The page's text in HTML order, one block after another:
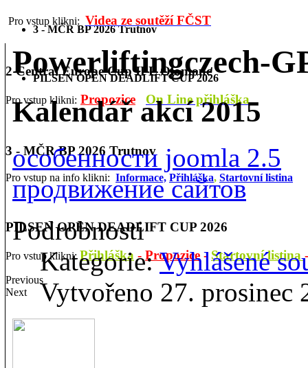
3 - MČR BP 2026 Trutnov
PILSEN OPEN DEADLIFT CUP 2026
Pro vstup klikni: Videa ze soutěží FČST
2 Central Europe Cup IPL Olomouc
Pro vstup klikni: Propozice On Line přihláška
3 - MČR BP 2026 Trutnov
Pro vstup na info klikni: Informace, Přihláška, Startovní listina
PILSEN OPEN DEADLIFT CUP 2026
Pro vstup klikni:Přihláška -Propozice - Startovní listina
Previous
Next
Powerliftingczech-
Kalendář akcí 2015
особенности joomla 2.5
продвижение сайтов
Podrobnosti
Kategorie:Vyhlášené
Vytvořeno 27. prosinec